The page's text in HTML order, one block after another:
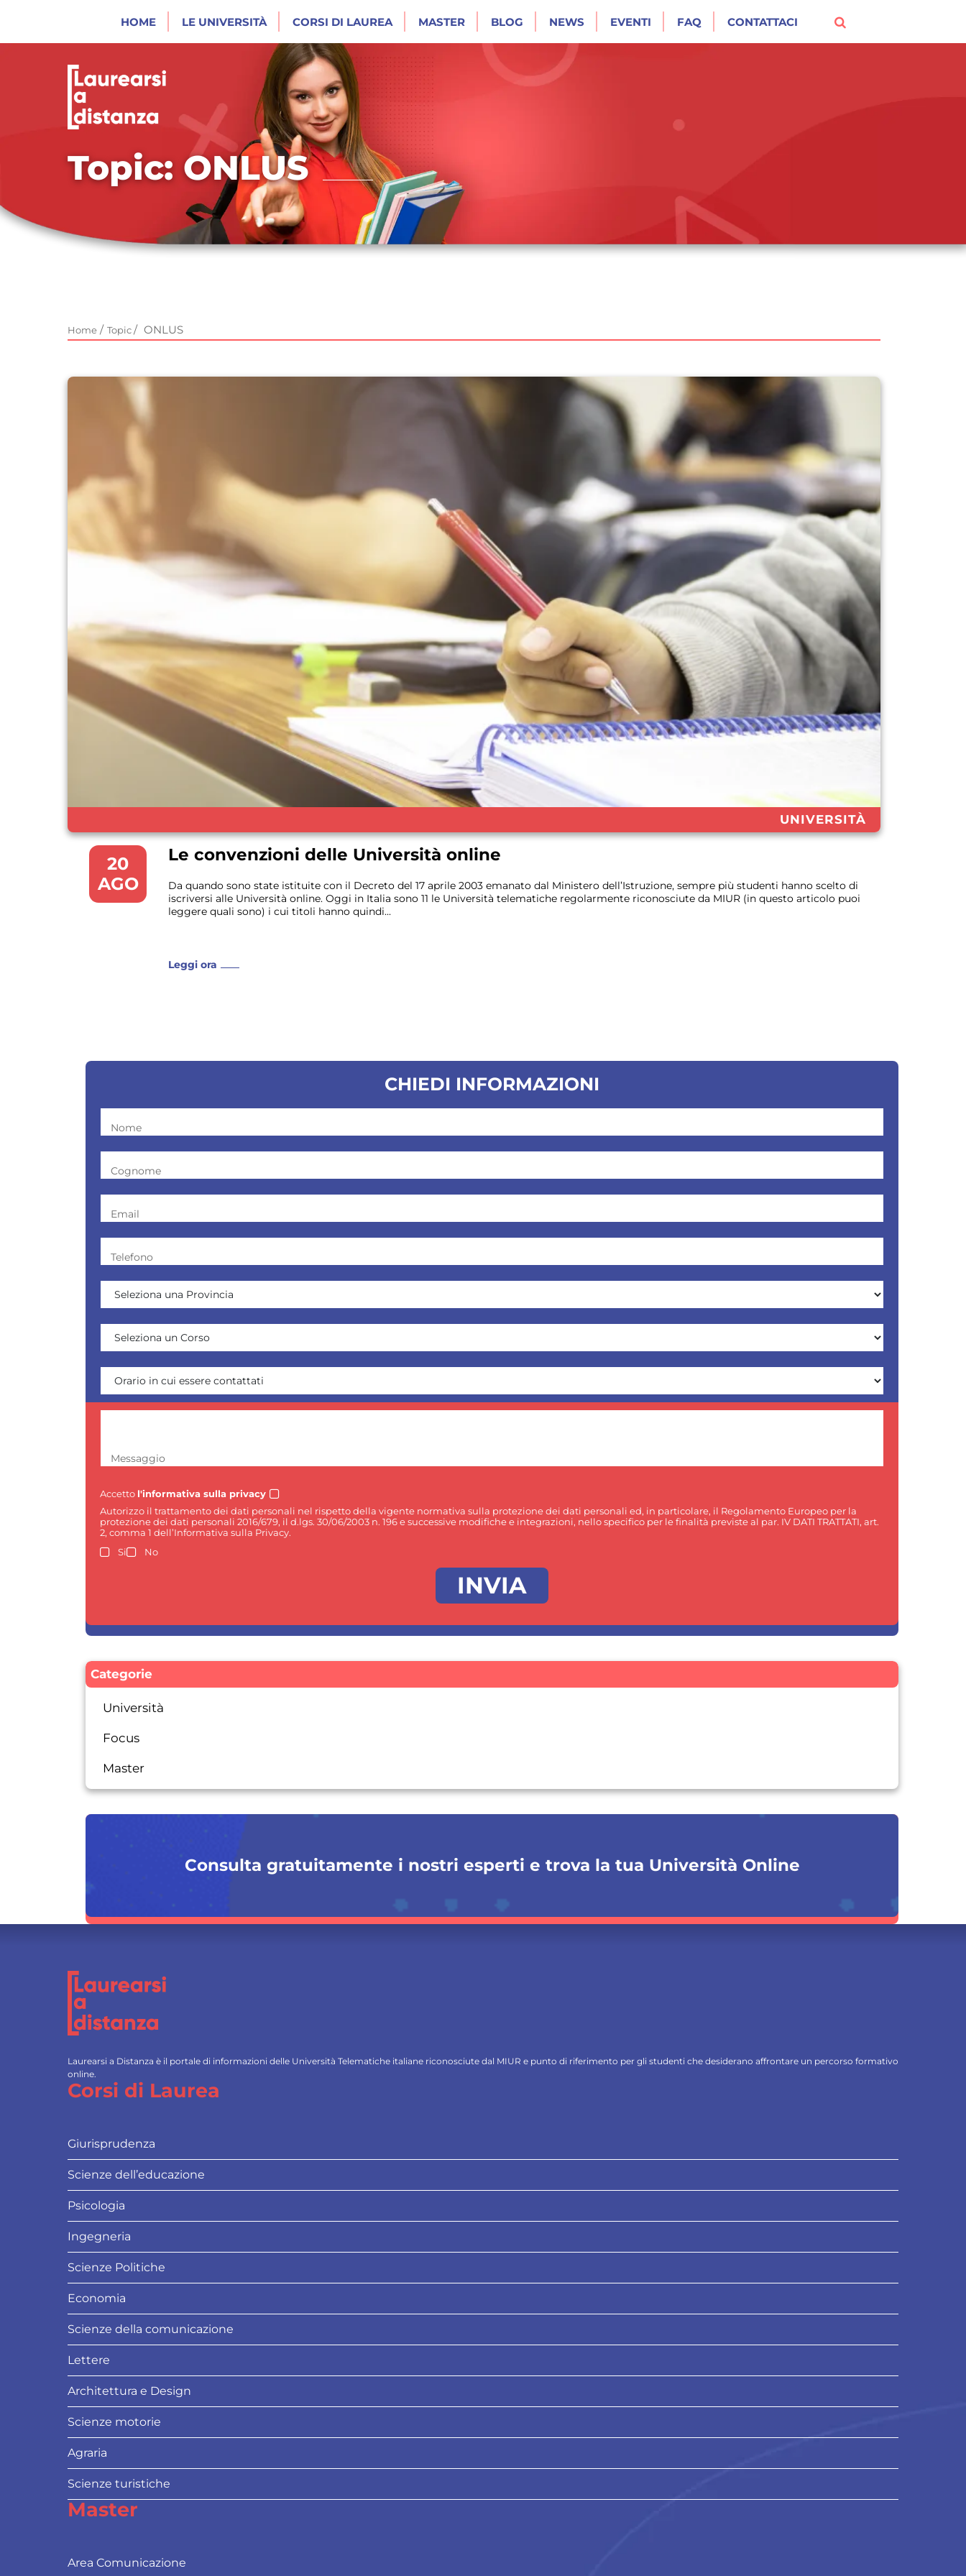
HOME LE UNIVERSITÀ CORSI DI LAUREA MASTER BLOG NEWS EVENTI FAQ CONTATTACI
Topic: ONLUS
Home / Topic/ ONLUS
UNIVERSITÀ
20
AGO
Le convenzioni delle Università online
Da quando sono state istituite con il Decreto del 17 aprile 2003 emanato dal Ministero dell’Istruzione, sempre più studenti hanno scelto di
iscriversi alle Università online. Oggi in Italia sono 11 le Università telematiche regolarmente riconosciute da MIUR (in questo articolo puoi
leggere quali sono) i cui titoli hanno quindi...
Leggi ora
CHIEDI INFORMAZIONI
Nome
Cognome
Email
Telefono
Messaggio
Accetto l'informativa sulla privacy
Autorizzo il trattamento dei dati personali nel rispetto della vigente normativa sulla protezione dei dati personali ed, in particolare, il Regolamento Europeo per la
protezione dei dati personali 2016/679, il d.lgs. 30/06/2003 n. 196 e successive modifiche e integrazioni, nello specifico per le finalità previste al par. IV DATI TRATTATI, art.
2, comma 1 dell’Informativa sulla Privacy.
Si
No
Categorie
Università
Focus
Master
Consulta gratuitamente i nostri esperti e trova la tua Università Online
Laurearsi a Distanza è il portale di informazioni delle Università Telematiche italiane riconosciute dal MIUR e punto di riferimento per gli studenti che desiderano affrontare un percorso formativo
online.
Corsi di Laurea
Giurisprudenza
Scienze dell’educazione
Psicologia
Ingegneria
Scienze Politiche
Economia
Scienze della comunicazione
Lettere
Architettura e Design
Scienze motorie
Agraria
Scienze turistiche
Master
Area Comunicazione